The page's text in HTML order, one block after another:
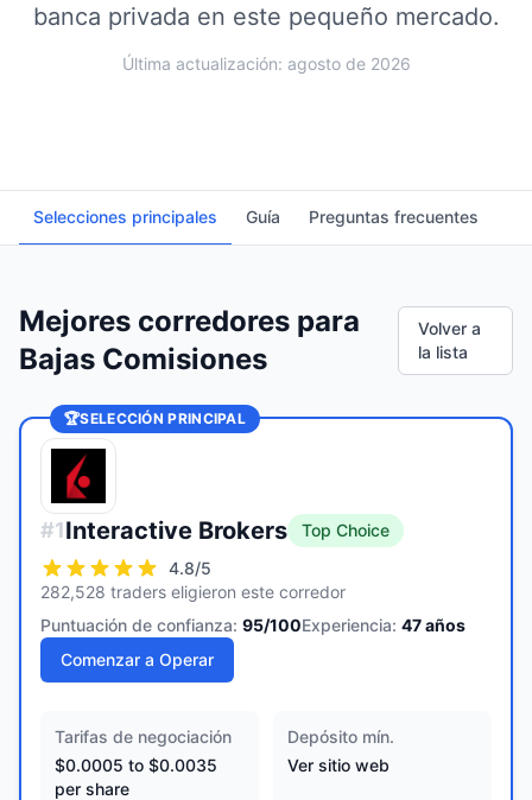
banca privada en este pequeño mercado.
Última actualización: agosto de 2026
Selecciones principales Guía Preguntas frecuentes
Mejores corredores para
Bajas Comisiones
Volver a
la lista
🏆SELECCIÓN PRINCIPAL
#1Interactive Brokers
Top Choice
4.8/5
282,528 traders eligieron este corredor
Puntuación de confianza: 95/100Experiencia: 47años
Comenzar a Operar
Tarifas de negociación
$0.0005 to $0.0035
per share
Depósito mín.
Ver sitio web